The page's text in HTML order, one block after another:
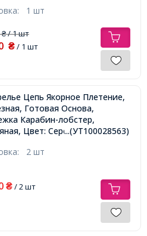
1 шт
₴/ 1 шт
₴/ 1 шт
Цепь Якорное Плетение,
Готовая Основа,
Карабин-лобстер,
Цвет: Серебро, Длина
...(УТ100028563)
2 шт
₴/ 2 шт